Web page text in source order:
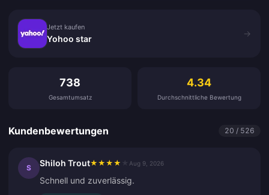
Jetzt kaufen
Yohoo star
→
738
Gesamtumsatz
4.34
Durchschnittliche Bewertung
Kundenbewertungen 20 / 526
S Shiloh Trout★ ★ ★ ★ Aug 9, 2026
Schnell und zuverlässig.